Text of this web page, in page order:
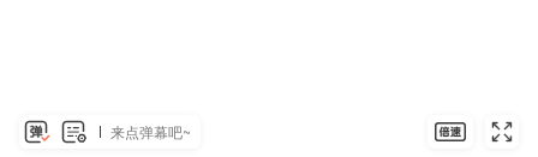
来点弹幕吧~